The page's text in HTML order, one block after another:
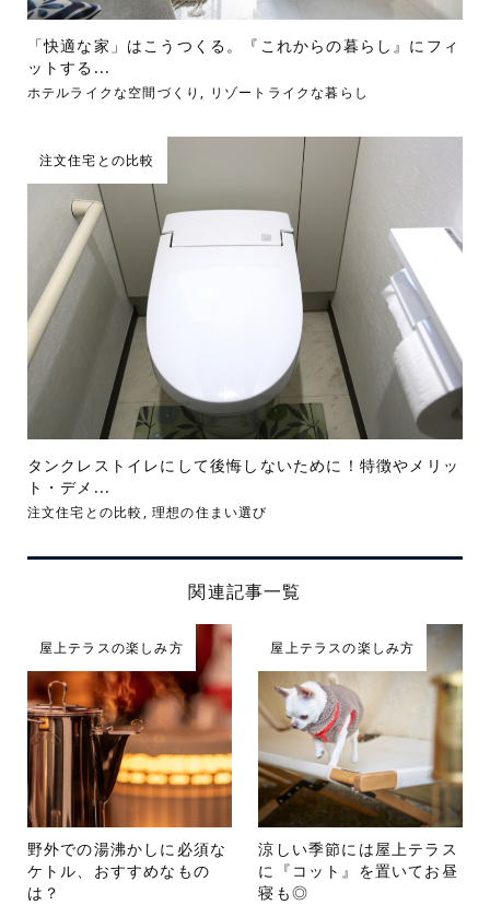
「快適な家」はこうつくる。『これからの暮らし』にフィ
ットする...
ホテルライクな空間づくり , リゾートライクな暮らし
注文住宅との比較
タンクレストイレにして後悔しないために！特徴やメリッ
ト・デメ...
注文住宅との比較 , 理想の住まい選び
関連記事一覧
屋上テラスの楽しみ方
野外での湯沸かしに必須な
ケトル、おすすめなもの
は？
屋上テラスの楽しみ方
涼しい季節には屋上テラス
に『コット』を置いてお昼
寝も◎